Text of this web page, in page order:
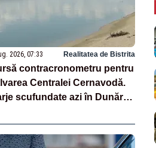
2026, 07:33 Realitatea de Bistrita
contracronometru pentru
Centralei Cernavodă.
scufundate azi în Dunăre